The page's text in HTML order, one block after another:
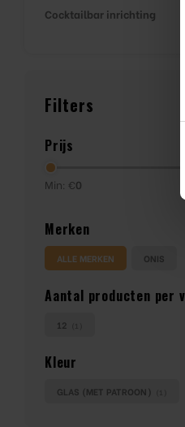
Cocktailbar inrichting
Filters
Prijs
Min: €0
Merken
ALLE MERKEN ONIS
Aantal producten per
12
Kleur
GLAS (MET PATROON)